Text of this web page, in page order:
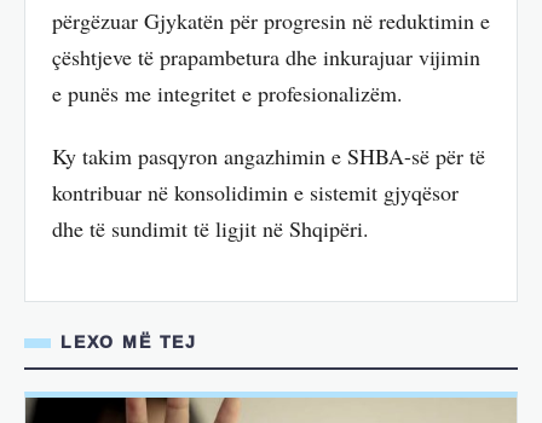
përgëzuar Gjykatën për progresin në reduktimin e
çështjeve të prapambetura dhe inkurajuar vijimin
e punës me integritet e profesionalizëm.
Ky takim pasqyron angazhimin e SHBA-së për të
kontribuar në konsolidimin e sistemit gjyqësor
dhe të sundimit të ligjit në Shqipëri.
LEXO MË TEJ